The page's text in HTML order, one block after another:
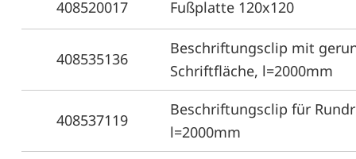
408520017 Fußplatte 120x120
408535136
Beschriftungsclip mit
Schriftfläche, l=2000mm
408537119
Beschriftungsclip für
l=2000mm